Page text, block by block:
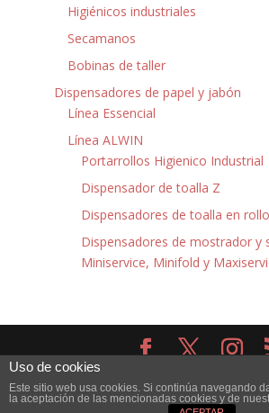
Higiénicos industriales
Secamanos
Bobinas de taller
Dispensadores de papel y jabón
Línea Essencial
Línea ALWIN
Portarrollos Higienico Industrial
Dispensador de toalla Z
Dispensadores de toalla en rollo
Dispensadores de mostrador y
Miniservice, Minifold y
Elegant Themes
WordPress
Uso de cookies
Este sitio web usa cookies. Si continúa navegando
la aceptación de las mencionadas cookies y de